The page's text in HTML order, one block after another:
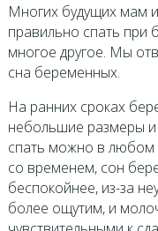
Многих будущих мам
правильно спать при
многое другое. Мы
сна беременных.
На ранних сроках
небольшие размеры
спать можно в любом
со временем, сон
беспокойнее, из-за
более ощутим, и